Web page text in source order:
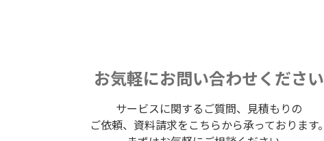
お気軽にお問い合わせください
サービスに関するご質問、見積もりの
ご依頼、資料請求をこちらから承っております。